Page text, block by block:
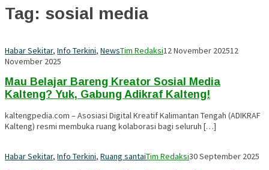
Tag: sosial media
Habar Sekitar, Info Terkini, NewsTim Redaksi12 November 202512
November 2025
Mau Belajar Bareng Kreator Sosial Media
Kalteng? Yuk, Gabung Adikraf Kalteng!
kaltengpedia.com – Asosiasi Digital Kreatif Kalimantan Tengah (ADIKRAF
Kalteng) resmi membuka ruang kolaborasi bagi seluruh […]
Habar Sekitar, Info Terkini, Ruang santaiTim Redaksi30 September 2025